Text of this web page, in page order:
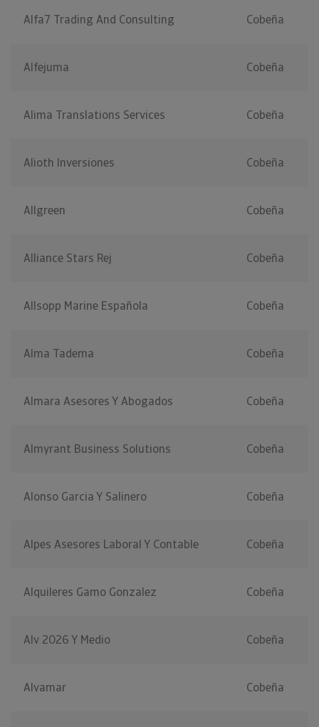
Alfa7 Trading And Consulting Cobeña
Alfejuma Cobeña
Alima Translations Services Cobeña
Alioth Inversiones Cobeña
Allgreen Cobeña
Alliance Stars Rej Cobeña
Allsopp Marine Española Cobeña
Alma Tadema Cobeña
Almara Asesores Y Abogados Cobeña
Almyrant Business Solutions Cobeña
Alonso Garcia Y Salinero Cobeña
Alpes Asesores Laboral Y Contable Cobeña
Alquileres Gamo Gonzalez Cobeña
Alv 2026 Y Medio Cobeña
Alvamar Cobeña